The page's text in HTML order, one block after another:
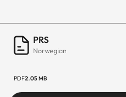
PRS
Norwegian
PDF2.05 MB